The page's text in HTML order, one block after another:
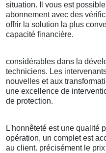
situation. Il vous est
abonnement avec des
offrir la solution la plus
capacité financière.
considérables dans la
techniciens. Les
nouvelles et aux
une excellence de
de protection.
L'honnêteté est une qualité
opération, un complet est
au client. précisément le